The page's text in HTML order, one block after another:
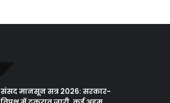
संसद मानसून सत्र 2026: सरकार-